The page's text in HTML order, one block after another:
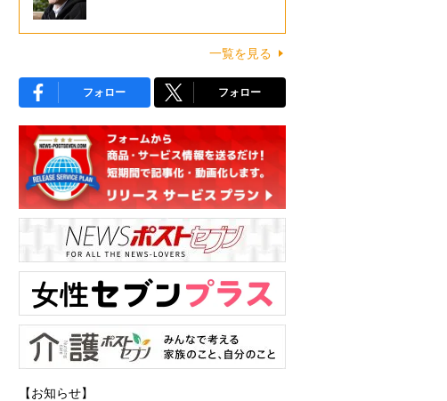
一覧を見る
フォロー フォロー
【お知らせ】